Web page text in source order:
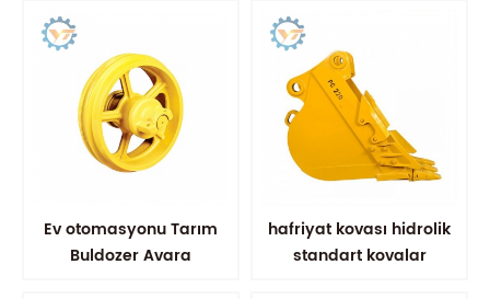
Ev otomasyonu Tarım
Buldozer Avara
hafriyat kovası hidrolik
standart kovalar